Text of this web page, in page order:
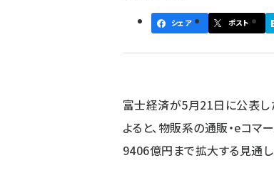
シェア ポスト
富士経済が5月21日に公表し
よると、物販系の通販・eコ
9406億円まで拡大する見通し